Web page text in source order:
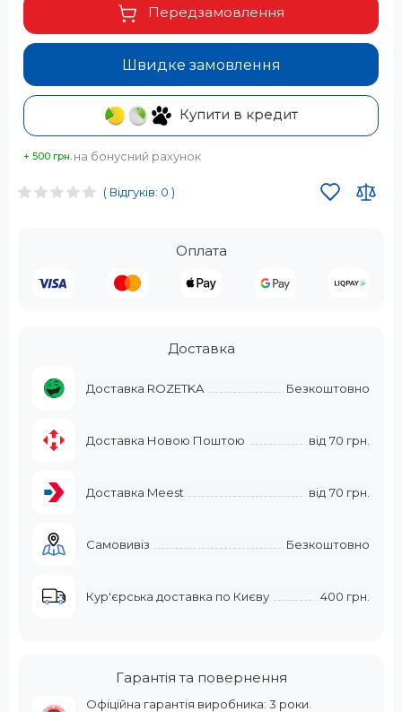
( Відгуків: 0 )
Оплата
Доставка
Доставка ROZETKA Безкоштовно
Доставка Новою Поштою від 70 грн.
Доставка Meest від 70 грн.
Самовивіз Безкоштовно
Кур'єрська доставка по Києву 400 грн.
Гарантія та повернення
Офіційна гарантія виробника: 3 роки.
Швидке замовлення
Передзамовлення
Купити в кредит
+ 500 грн. на бонусний рахунок